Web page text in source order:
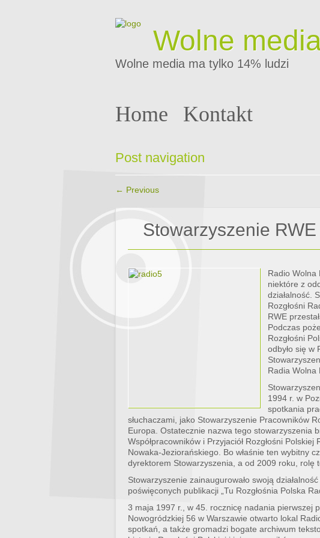
Wolne
Wolne media ma tylko 14% ludzi
Home Kontakt
Post navigation
← Previous
Stowarzyszenie RWE
Radio Wolna
niektóre z
działalność.
Rozgłośni
RWE
Podczas
Rozgłośni
odbyło się w
Radia Wolna
1994 r. w
spotkania
słuchaczami, jako Stowarzyszenie Pracowników
Europa. Ostatecznie nazwa tego stowarzyszenia
Współpracowników i Przyjaciół Rozgłośni
Nowaka-Jeziorańskiego. Bo właśnie ten wybitny
dyrektorem Stowarzyszenia, a od 2009 roku, rolę
Stowarzyszenie zainaugurowało swoją
poświęconych publikacji „Tu Rozgłośnia Polska
3 maja 1997 r., w 45. rocznicę nadania pierwszej
Nowogródzkiej 56 w Warszawie otwarto lokal
spotkań, a także gromadzi bogate archiwum